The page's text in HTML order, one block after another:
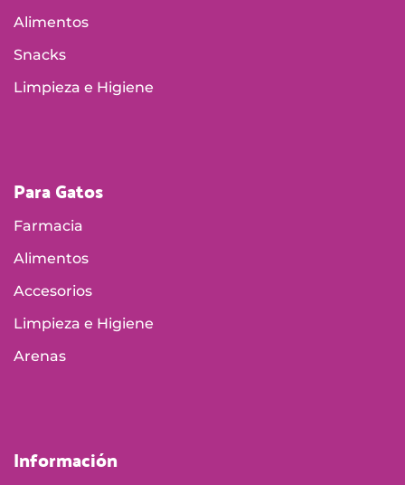
Alimentos
Snacks
Limpieza e Higiene
Para Gatos
Farmacia
Alimentos
Accesorios
Limpieza e Higiene
Arenas
Información